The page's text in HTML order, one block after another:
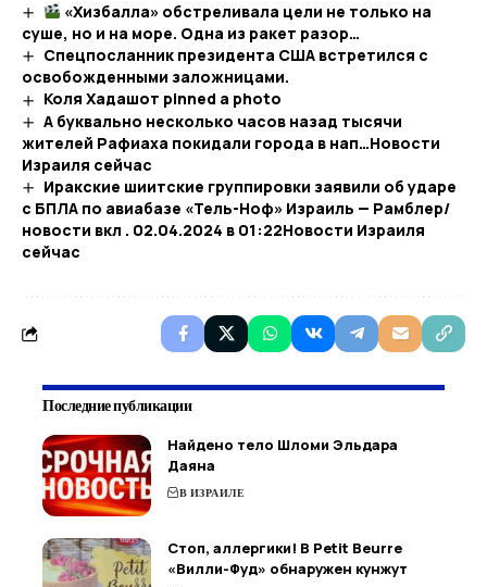
«Хизбалла» обстреливала цели не только на
суше, но и на море. Одна из ракет разор…
Спецпосланник президента США встретился с
освобожденными заложницами.
Коля Хадашот pinned a photo
А буквально несколько часов назад тысячи
жителей Рафиаха покидали города в нап…​Новости
Израиля сейчас
Иракские шиитские группировки заявили об ударе
с БПЛА по авиабазе «Тель-Ноф» Израиль — Рамблер/
новости вкл . 02.04.2024 в 01:22​Новости Израиля
сейчас
Последние публикации
Найдено тело Шломи Эльдара
Даяна
В ИЗРАИЛЕ
Стоп, аллергики! В Petit Beurre
«Вилли-Фуд» обнаружен кунжут